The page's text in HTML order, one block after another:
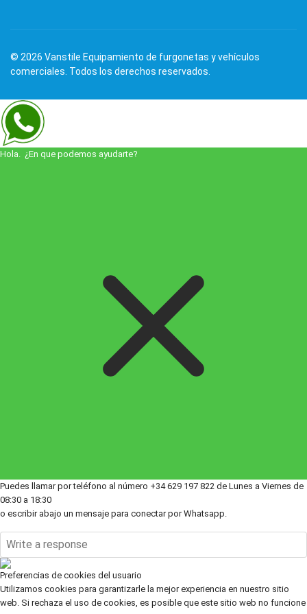
© 2026 Vanstile Equipamiento de furgonetas y vehículos
comerciales. Todos los derechos reservados.
Hola. ¿En que podemos ayudarte?
Puedes llamar por teléfono al número +34 629 197 822 de Lunes a Viernes de
08:30 a 18:30
o escribir abajo un mensaje para conectar por Whatsapp.
Preferencias de cookies del usuario
Utilizamos cookies para garantizarle la mejor experiencia en nuestro sitio
web. Si rechaza el uso de cookies, es posible que este sitio web no funcione